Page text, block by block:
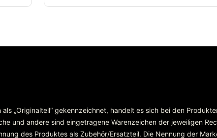
„Originalteil“ gekennzeichnet, handelt es sich bei den
und andere sind eingetragene Warenzeichen der jeweiligen
des Produktes als Zubehör/Ersatzteil. Die Nennung der